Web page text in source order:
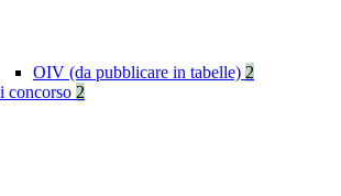
OIV (da pubblicare in tabelle) 2
concorso 2